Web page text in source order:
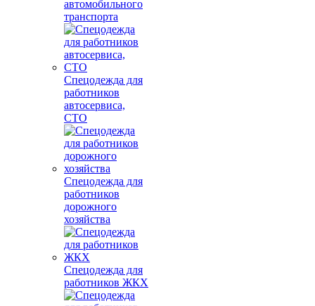
автомобильного
транспорта
Спецодежда для
работников
автосервиса,
СТО
Спецодежда для
работников
дорожного
хозяйства
Спецодежда для
работников ЖКХ